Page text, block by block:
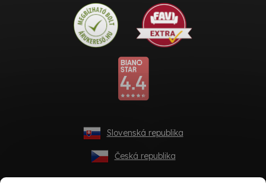
Slovenská republika
Česká republika